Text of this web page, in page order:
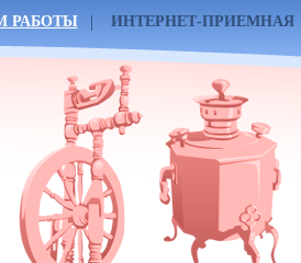
РАБОТЫ ИНТЕРНЕТ-ПРИЕМНАЯ